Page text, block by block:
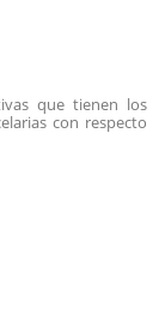
que tienen los
con respecto